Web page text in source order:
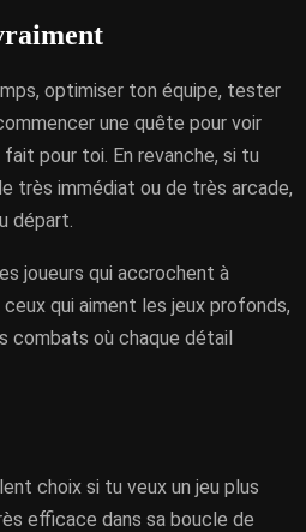
optimiser ton équipe, tester
une quête pour voir
pour toi. En revanche, si tu
très immédiat ou de très arcade,
départ.
joueurs qui accrochent à
qui aiment les jeux profonds,
combats où chaque détail
choix si tu veux un jeu plus
efficace dans sa boucle de